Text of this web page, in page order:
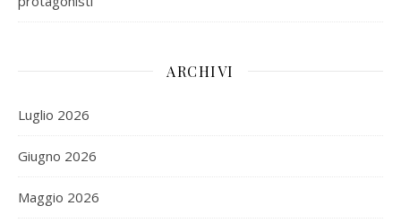
ARCHIVI
Luglio 2026
Giugno 2026
Maggio 2026